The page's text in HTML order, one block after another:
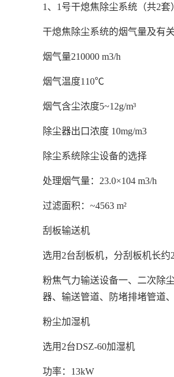
1、1号干熄焦除尘系统（共2套
干熄焦除尘系统的烟气量及有
烟气量210000 m3/h
烟气温度110℃
烟气含尘浓度5~12g/m³
除尘器出口浓度 10mg/m3
除尘系统除尘设备的选择
处理烟气量：23.0×104 m3/h
过滤面积：~4563 m²
刮板输送机
选用2台刮板机，分刮板机长约
粉焦气力输送设备一、二次除
器、输送管道、防堵排堵管道
粉尘加湿机
选用2台DSZ-60加湿机
功率：13kW